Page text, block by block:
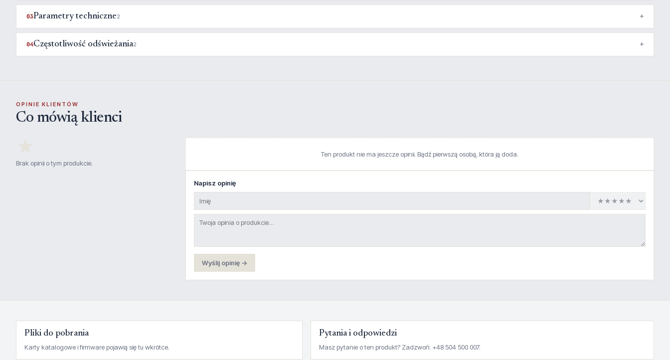
03Parametry techniczne2
04Częstotliwość odświeżania2
OPINIE KLIENTÓW
Co mówią klienci
Brak opinii o tym produkcie.
Ten produkt nie ma jeszcze opinii. Bądź pierwszą osobą, która ją doda.
Napisz opinię
Wyślij opinię →
Pliki do pobrania
Karty katalogowe i firmware pojawią się tu wkrótce.
Pytania i odpowiedzi
Masz pytanie o ten produkt? Zadzwoń: +48 504 500 007.